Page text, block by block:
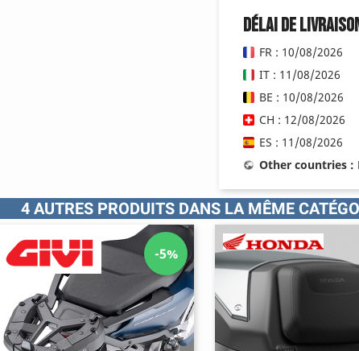
Délai de
FR : 10/08/2026
IT : 11/08/2026
BE : 10/08/2026
CH : 12/08/2026
ES : 11/08/2026
Other countries :
4 AUTRES PRODUITS DANS LA MÊME
-5%